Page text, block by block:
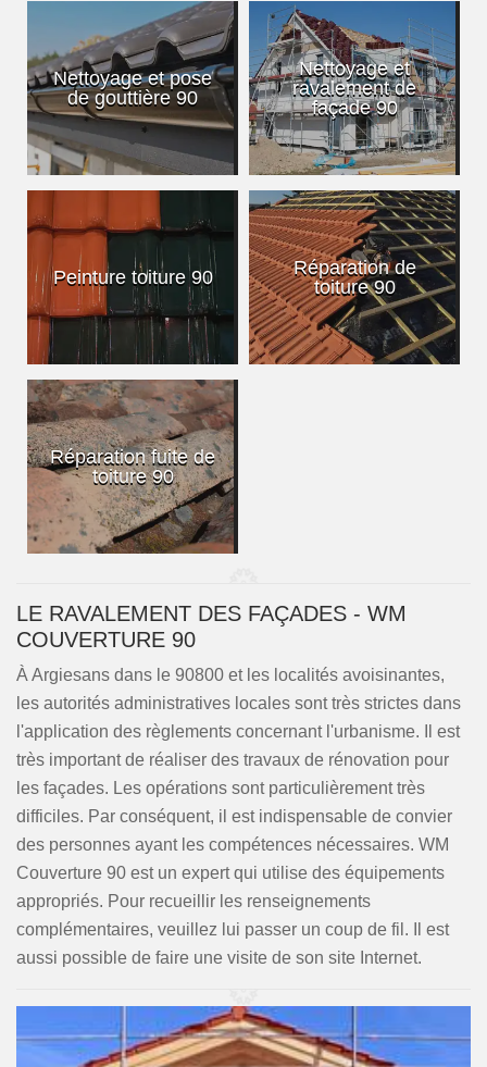
Nettoyage et pose
de gouttière 90
Nettoyage et
ravalement de
façade 90
Peinture toiture 90
Réparation de
toiture 90
Réparation fuite de
toiture 90
LE RAVALEMENT DES FAÇADES - WM
COUVERTURE 90
À Argiesans dans le 90800 et les localités avoisinantes,
les autorités administratives locales sont très strictes dans
l'application des règlements concernant l'urbanisme. Il est
très important de réaliser des travaux de rénovation pour
les façades. Les opérations sont particulièrement très
difficiles. Par conséquent, il est indispensable de convier
des personnes ayant les compétences nécessaires. WM
Couverture 90 est un expert qui utilise des équipements
appropriés. Pour recueillir les renseignements
complémentaires, veuillez lui passer un coup de fil. Il est
aussi possible de faire une visite de son site Internet.